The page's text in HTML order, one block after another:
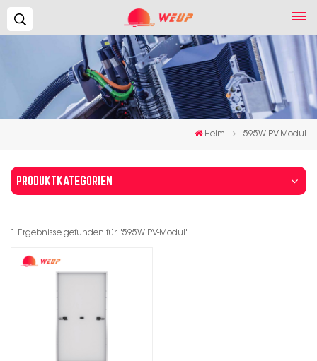
Heim 595W PV-Modul
PRODUKTKATEGORIEN
1 Ergebnisse gefunden für "595W PV-Modul"